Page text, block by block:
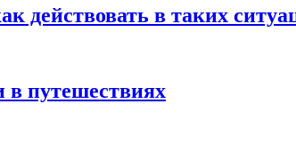
действовать в таких
в путешествиях